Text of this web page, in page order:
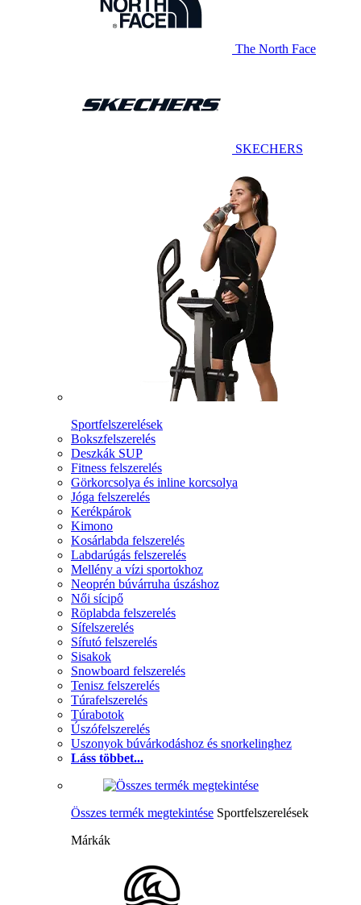
The North Face
SKECHERS
Sportfelszerelések
Bokszfelszerelés
Deszkák SUP
Fitness felszerelés
Görkorcsolya és inline korcsolya
Jóga felszerelés
Kerékpárok
Kimono
Kosárlabda felszerelés
Labdarúgás felszerelés
Mellény a vízi sportokhoz
Neoprén búvárruha úszáshoz
Női sícipő
Röplabda felszerelés
Sífelszerelés
Sífutó felszerelés
Sisakok
Snowboard felszerelés
Tenisz felszerelés
Túrafelszerelés
Túrabotok
Úszófelszerelés
Uszonyok búvárkodáshoz és snorkelinghez
Láss többet...
Összes termék megtekintése Sportfelszerelések
Márkák